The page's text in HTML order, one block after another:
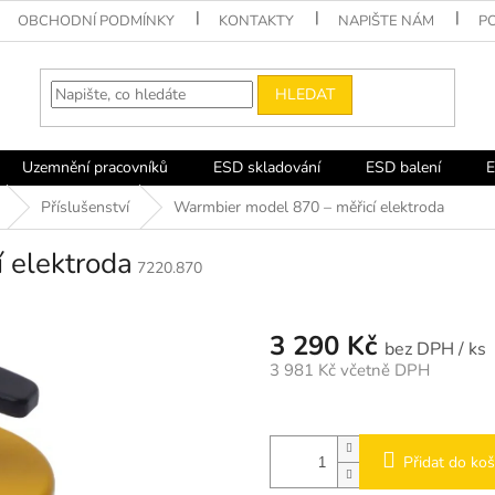
OBCHODNÍ PODMÍNKY KONTAKTY NAPIŠTE NÁM
HLEDAT
Uzemnění pracovníků ESD skladování ESD balení
Příslušenství Warmbier model 870 – měřicí elektroda
elektroda 7220.870
3 290 Kč / ks
3 981 Kč včetně DPH
Přidat do